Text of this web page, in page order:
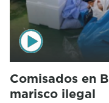
Comisados en
marisco ilegal